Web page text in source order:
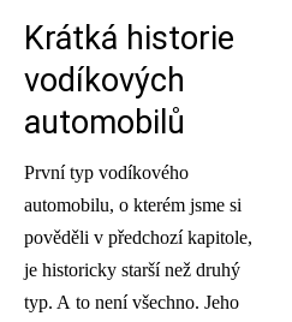
Krátká historie
vodíkových
automobilů
První typ vodíkového
automobilu, o kterém jsme si
pověděli v předchozí kapitole,
je historicky starší než druhý
typ. A to není všechno. Jeho